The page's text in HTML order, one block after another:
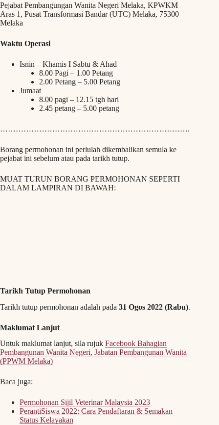
Pejabat Pembangungan Wanita Negeri Melaka, KPWKM
Aras 1, Pusat Transformasi Bandar (UTC) Melaka, 75300
Melaka
Waktu Operasi
Isnin – Khamis I Sabtu & Ahad
8.00 Pagi – 1.00 Petang
2.00 Petang – 5.00 Petang
Jumaat
8.00 pagi – 12.15 tgh hari
2.45 petang – 5.00 petang
……………………………………………………………….
Borang permohonan ini perlulah dikembalikan semula ke
pejabat ini sebelum atau pada tarikh tutup.
MUAT TURUN BORANG PERMOHONAN SEPERTI
DALAM LAMPIRAN DI BAWAH:
Tarikh Tutup Permohonan
Tarikh tutup permohonan adalah pada 31 Ogos 2022 (Rabu).
Maklumat Lanjut
Untuk maklumat lanjut, sila rujuk Facebook Bahagian
Pembangunan Wanita Negeri, Jabatan Pembangunan Wanita
(PPWM Melaka)
Baca juga:
Permohonan Sijil Veterinar Malaysia 2023
PerantiSiswa 2022: Cara Pendaftaran & Semakan
Status Kelayakan